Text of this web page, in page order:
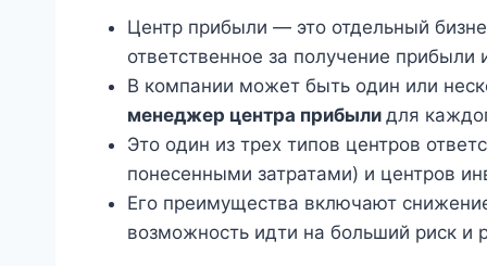
Центр прибыли — это отдельный
ответственное за получение прибыли
В компании может быть один или
менеджер центра прибыли для
Это один из трех типов центров
понесенными затратами) и центров
Его преимущества включают
возможность идти на больший риск и